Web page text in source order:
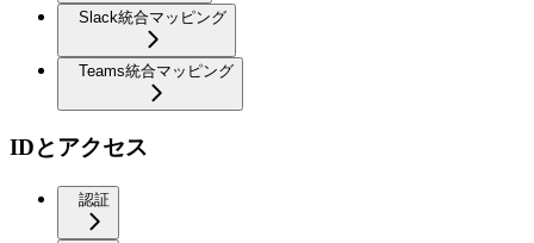
Slack統合マッピング
Teams統合マッピング
IDとアクセス
認証